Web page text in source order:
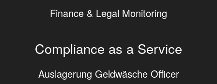
Finance & Legal Monitoring
Compliance as a Service
Auslagerung Geldwäsche Officer